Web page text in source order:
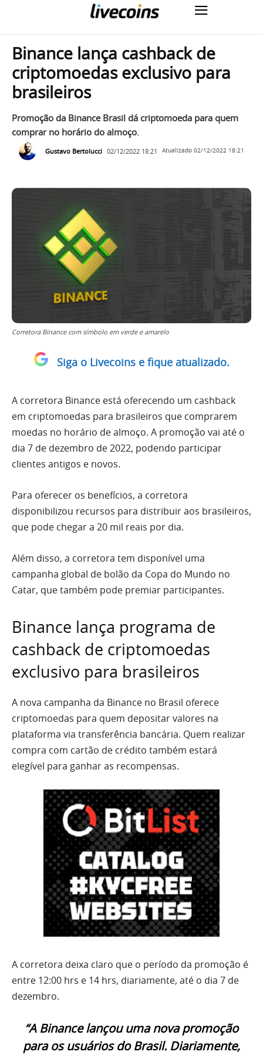
Binance lança cashback de
criptomoedas exclusivo para
brasileiros
Promoção da Binance Brasil dá criptomoeda para quem
comprar no horário do almoço.
Gustavo Bertolucci 02/12/2022 18:21 Atualizado 02/12/2022 18:21
Corretora Binance com símbolo em verde e amarelo
Siga o Livecoins e fique atualizado.
A corretora Binance está oferecendo um cashback
em criptomoedas para brasileiros que comprarem
moedas no horário de almoço. A promoção vai até o
dia 7 de dezembro de 2022, podendo participar
clientes antigos e novos.
Para oferecer os benefícios, a corretora
disponibilizou recursos para distribuir aos brasileiros,
que pode chegar a 20 mil reais por dia.
Além disso, a corretora tem disponível uma
campanha global de bolão da Copa do Mundo no
Catar, que também pode premiar participantes.
Binance lança programa de
cashback de criptomoedas
exclusivo para brasileiros
A nova campanha da Binance no Brasil oferece
criptomoedas para quem depositar valores na
plataforma via transferência bancária. Quem realizar
compra com cartão de crédito também estará
elegível para ganhar as recompensas.
A corretora deixa claro que o período da promoção é
entre 12:00 hrs e 14 hrs, diariamente, até o dia 7 de
dezembro.
“A Binance lançou uma nova promoção
para os usuários do Brasil. Diariamente,